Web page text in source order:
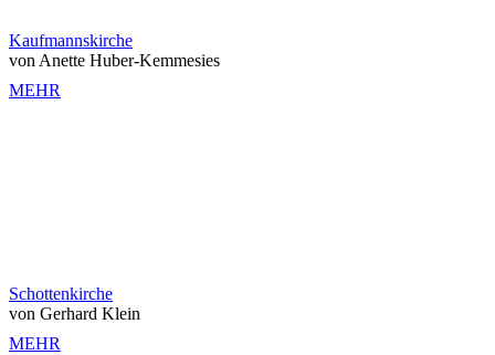
Kaufmannskirche
von Anette Huber-Kemmesies
MEHR
Schottenkirche
von Gerhard Klein
MEHR